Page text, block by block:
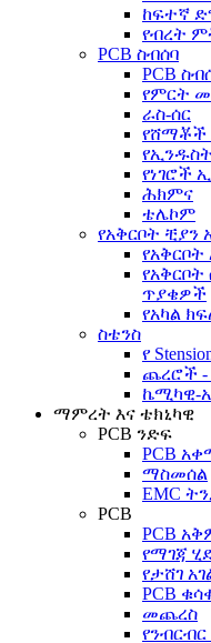
ከፍተኛ
የብረት
PCB ስብሰባ
PCB
የምርት
ራስ-ሰር
የሸማቾች
የነገሮች
ሕክምና
ቴሌኮም
የአቅርቦት ቺያን
ጥያቄዎች
የአካል
ስቴንስ
የ
ጨረሮች -
ኬሚካዊ-
ማምረት እና ቴክኒካዊ
PCB ንድፍ
PCB
ማስመሰል
EMC
PCB
PCB
የማገጃ
የታሸገ
PCB
መጨረስ
የንብርብር